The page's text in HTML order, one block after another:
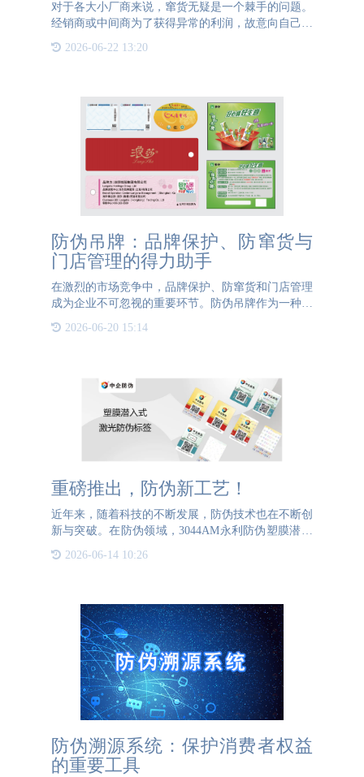
对于各大小厂商来说，窜货无疑是一个棘手的问题。
经销商或中间商为了获得异常的利润，故意向自己辖
区以外的地区倾销产品的行为，而随着电商的流行，
这种行为愈发的严重。扰乱了销售市场的价格，品牌
2026-06-22 13:20
防伪吊牌：品牌保护、防窜货与
门店管理的得力助手
在激烈的市场竞争中，品牌保护、防窜货和门店管理
成为企业不可忽视的重要环节。防伪吊牌作为一种有
品牌形象的重要武器。 以服装行业为例，品牌服装
2026-06-20 15:14
重磅推出，防伪新工艺！
近年来，随着科技的不断发展，防伪技术也在不断创
新与突破。在防伪领域，3044AM永利防伪塑膜潜入
式激光防伪标签无疑是一项引人注目的创新。这款防
伪标签以其独特的设计和高效的防伪功能，在各个行
2026-06-14 10:26
防伪溯源系统：保护消费者权益
的重要工具